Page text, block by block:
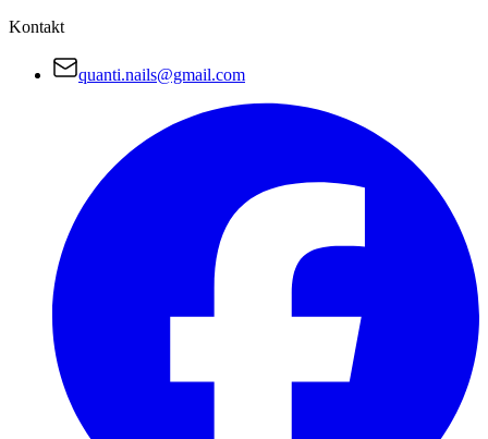
Kontakt
quanti.nails@gmail.com